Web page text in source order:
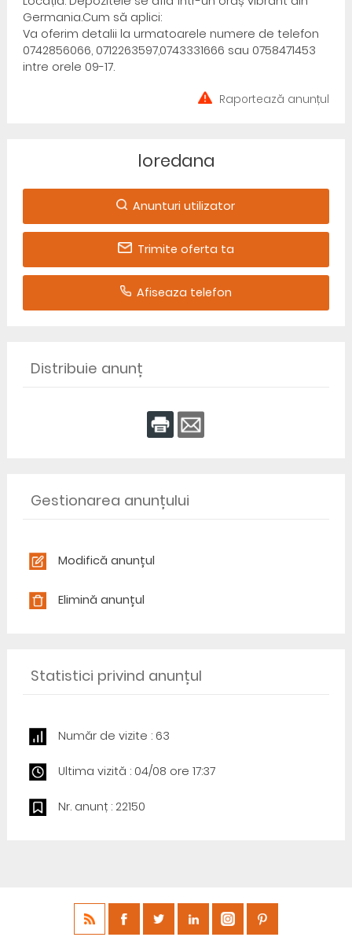
Germania.Cum să aplici:
Va oferim detalii la urmatoarele numere de telefon
0742856066, 0712263597,0743331666 sau 0758471453
intre orele 09-17.
Raportează anunțul
loredana
Anunturi utilizator
Trimite oferta ta
Afiseaza telefon
Distribuie anunț
Gestionarea anunțului
Modifică anunțul
Elimină anunțul
Statistici privind anunțul
Număr de vizite : 63
Ultima vizită : 04/08 ore 17:37
Nr. anunț : 22150